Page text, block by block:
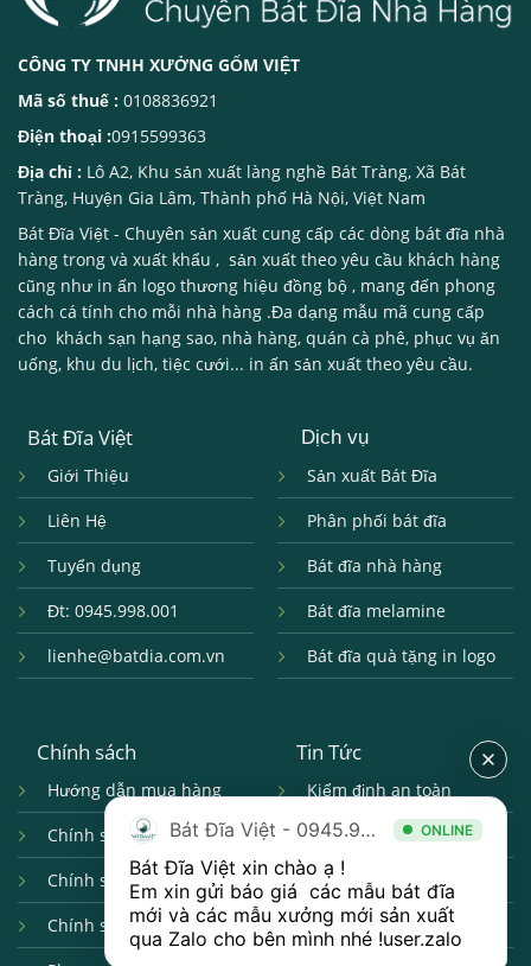
CÔNG TY TNHH XƯỞNG GỐM VIỆT
Mã số thuế : 0108836921
Điện thoại :0915599363
Địa chỉ : Lô A2, Khu sản xuất làng nghề Bát Tràng, Xã Bát
Tràng, Huyện Gia Lâm, Thành phố Hà Nội, Việt Nam
Bát Đĩa Việt - Chuyên sản xuất cung cấp các dòng bát đĩa nhà
hàng trong và xuất khẩu , sản xuất theo yêu cầu khách hàng
cũng như in ấn logo thương hiệu đồng bộ , mang đến phong
cách cá tính cho mỗi nhà hàng .Đa dạng mẫu mã cung cấp
cho khách sạn hạng sao, nhà hàng, quán cà phê, phục vụ ăn
uống, khu du lịch, tiệc cưới... in ấn sản xuất theo yêu cầu.
Bát Đĩa Việt
Giới Thiệu
Liên Hệ
Tuyển dụng
Đt: 0945.998.001
lienhe@batdia.com.vn
Dịch vụ
Sản xuất Bát Đĩa
Phân phối bát đĩa
Bát đĩa nhà hàng
Bát đĩa melamine
Bát đĩa quà tặng in logo
Chính sách
Hướng dẫn mua hàng
Chính sách giao nhận
Chính sách đổi trả
Chính sách bảo mật
Tin Tức
Kiểm định an toàn
Câu hỏi thường gặp
Hợp tác bán hàng
Catalogue Bát Đĩa
Bát Đĩa Việt - 0945.998.001 ONLINE
Bát Đĩa Việt xin chào ạ !
Em xin gửi báo giá  các mẫu bát đĩa
mới và các mẫu xưởng mới sản xuất
qua Zalo cho bên mình nhé !user.zalo